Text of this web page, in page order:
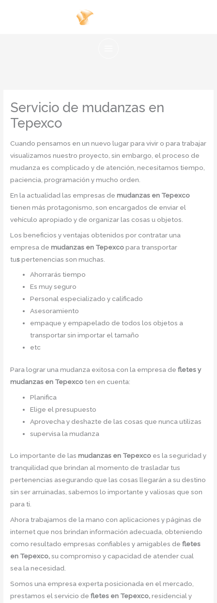
Servicio de mudanzas en
Tepexco
Cuando pensamos en un nuevo lugar para vivir o para trabajar
visualizamos nuestro proyecto, sin embargo, el proceso de
mudanza es complicado y de atención, necesitamos tiempo,
paciencia, programación y mucho orden.
En la actualidad las empresas demudanzas en Tepexco
tienen más protagonismo, son encargados de enviar el
vehículo apropiado y de organizar las cosas u objetos.
Los beneficios y ventajas obtenidos por contratar una
empresa demudanzas en Tepexcopara transportar
tuspertenencias son muchas.
Ahorrarás tiempo
Es muy seguro
Personal especializado y calificado
Asesoramiento
empaque y empapelado de todos los objetos a
transportar sin importar el tamaño
etc
Para lograr una mudanza exitosa con la empresa defletes y
mudanzas en Tepexco ten en cuenta:
Planifica
Elige el presupuesto
Aprovecha y deshazte de las cosas que nunca utilizas
supervisa la mudanza
Lo importante de lasmudanzas en Tepexco es la seguridad y
tranquilidad que brindan al momento de trasladar tus
pertenencias asegurando que las cosas llegarán a su destino
sin ser arruinadas, sabemos lo importante y valiosas que son
para ti.
Ahora trabajamos de la mano con aplicaciones y páginas de
internet que nos brindan información adecuada, obteniendo
como resultado empresas confiables y amigables defletes
en Tepexco,su compromiso y capacidad de atender cual
sea la necesidad.
Somos una empresa experta posicionada en el mercado,
prestamos el servicio defletes en Tepexco,residencial y